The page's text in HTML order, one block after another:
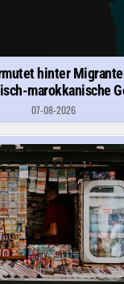
hinter
marokkanische
07-08-2026